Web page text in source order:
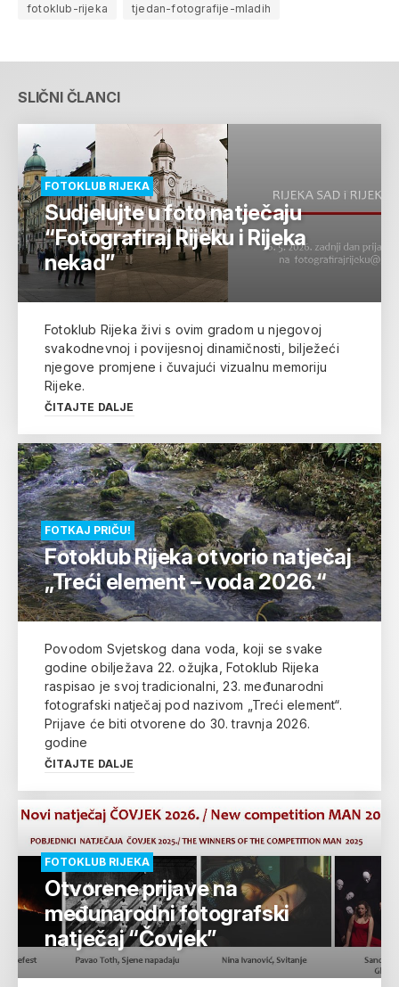
fotoklub-rijeka tjedan-fotografije-mladih
SLIČNI ČLANCI
FOTOKLUB RIJEKA
Sudjelujte u foto natječaju
“Fotografiraj Rijeku i Rijeka
nekad”
Fotoklub Rijeka živi s ovim gradom u njegovoj
svakodnevnoj i povijesnoj dinamičnosti, bilježeći
njegove promjene i čuvajući vizualnu memoriju
Rijeke.
ČITAJTE DALJE
FOTKAJ PRIČU!
Fotoklub Rijeka otvorio natječaj
„Treći element – voda 2026.“
Povodom Svjetskog dana voda, koji se svake
godine obilježava 22. ožujka, Fotoklub Rijeka
raspisao je svoj tradicionalni, 23. međunarodni
fotografski natječaj pod nazivom „Treći element“.
Prijave će biti otvorene do 30. travnja 2026.
godine
ČITAJTE DALJE
FOTOKLUB RIJEKA
Otvorene prijave na
međunarodni fotografski
natječaj “Čovjek”